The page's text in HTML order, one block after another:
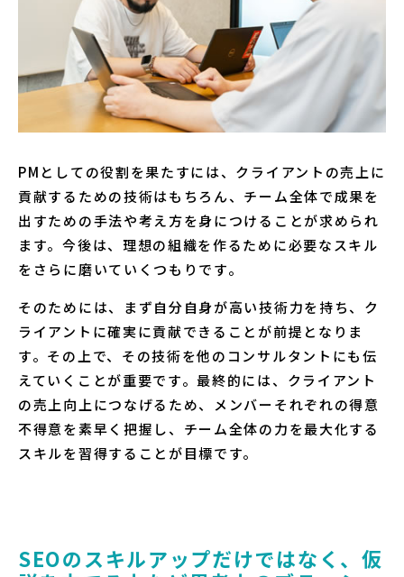
PMとしての役割を果たすには、クライアントの売上に
貢献するための技術はもちろん、チーム全体で成果を
出すための手法や考え方を身につけることが求められ
ます。今後は、理想の組織を作るために必要なスキル
をさらに磨いていくつもりです。
そのためには、まず自分自身が高い技術力を持ち、ク
ライアントに確実に貢献できることが前提となりま
す。その上で、その技術を他のコンサルタントにも伝
えていくことが重要です。最終的には、クライアント
の売上向上につなげるため、メンバーそれぞれの得意
不得意を素早く把握し、チーム全体の力を最大化する
スキルを習得することが目標です。
SEOのスキルアップだけではなく、仮